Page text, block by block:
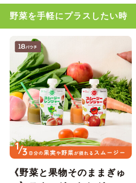
野菜を手軽にプラスしたい時
《野菜と果物そのままぎゅ